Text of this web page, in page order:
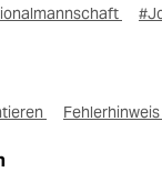
Fehlerhinweis